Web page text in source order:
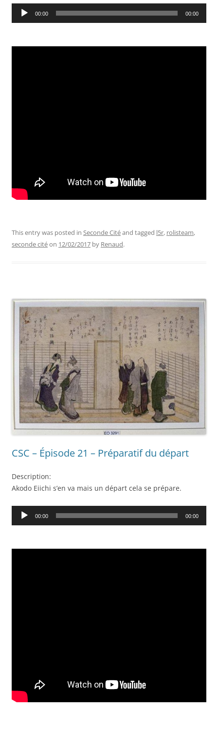
Audio
00:00 00:00
This entry was posted in Seconde Citéand tagged l5r, rolisteam,
seconde citéon 12/02/2017 by Renaud.
CSC – Épisode 21 – Préparatif du départ
Description:
Akodo Eiichi s’en va mais un départ cela se prépare.
Audio
00:00 00:00